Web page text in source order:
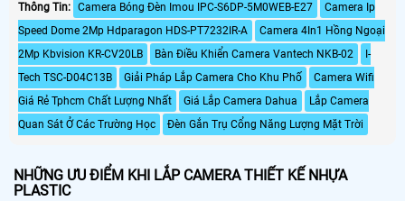
Thông Tin: Camera Bóng Đèn Imou IPC-S6DP-5M0WEB-E27
Camera Ip
Speed Dome 2Mp Hdparagon HDS-PT7232IR-A
Camera 4In1 Hồng Ngoại
2Mp Kbvision KR-CV20LB
Bàn Điều Khiển Camera Vantech NKB-02
I-
Tech TSC-D04C13B
Giải Pháp Lắp Camera Cho Khu Phố
Camera Wifi
Giá Rẻ Tphcm Chất Lượng Nhất
Giá Lắp Camera Dahua
Lắp Camera
Quan Sát Ở Các Trường Học
Đèn Gắn Trụ Cổng Năng Lượng Mặt Trời
NHỮNG ƯU ĐIỂM KHI LẮP CAMERA THIẾT KẾ NHỰA
PLASTIC